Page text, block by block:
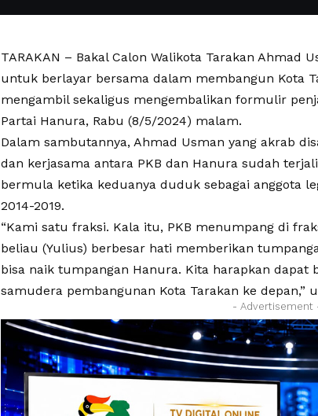
TARAKAN – Bakal Calon Walikota Tarakan Ahmad
untuk berlayar bersama dalam membangun Kota
mengambil sekaligus mengembalikan formulir
Partai Hanura, Rabu (8/5/2024) malam.
Dalam sambutannya, Ahmad Usman yang akrab
dan kerjasama antara PKB dan Hanura sudah
bermula ketika keduanya duduk sebagai anggota
2014-2019.
“Kami satu fraksi. Kala itu, PKB menumpang di
beliau (Yulius) berbesar hati memberikan
bisa naik tumpangan Hanura. Kita harapkan dapat
samudera pembangunan Kota Tarakan ke depan,”
- Advertisement